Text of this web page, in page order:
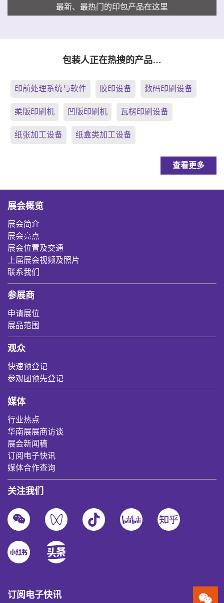
最新、最热门的印包产品在这里
包装人正在热搜的产品…
印前处理系统与软件 胶印设备 数码印刷设备
柔版印刷机 凹版印刷机 瓦楞印刷设备
纸张加工设备 纸盒类加工设备
查看更多
展会概览
展会简介
展会亮点
展会位置及交通
上届展会视频及照片
联系我们
参展商
申请展位
展品范围
观众
快速预登记
参观团预先登记
媒体
行业热点
华南展展商访谈
展会新闻稿
订阅电子快讯
媒体合作查询
关注我们
订阅电子快讯